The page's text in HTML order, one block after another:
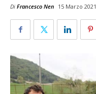
Di Francesco Nen 15 Marzo 2021